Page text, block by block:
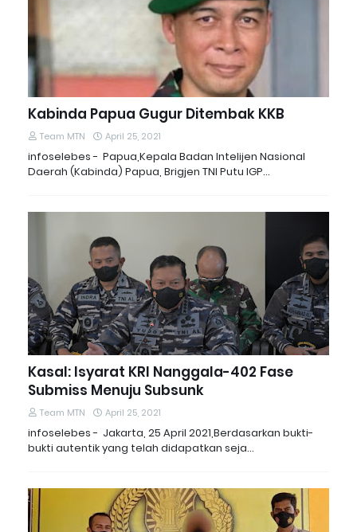
Kabinda Papua Gugur Ditembak KKB
Team MTN April 25, 2021
infoselebes - Papua,Kepala Badan Intelijen Nasional
Daerah (Kabinda) Papua, Brigjen TNI Putu IGP…
Kasal: Isyarat KRI Nanggala-402 Fase
Submiss Menuju Subsunk
Team MTN April 25, 2021
infoselebes - Jakarta, 25 April 2021,Berdasarkan bukti-
bukti autentik yang telah didapatkan seja…